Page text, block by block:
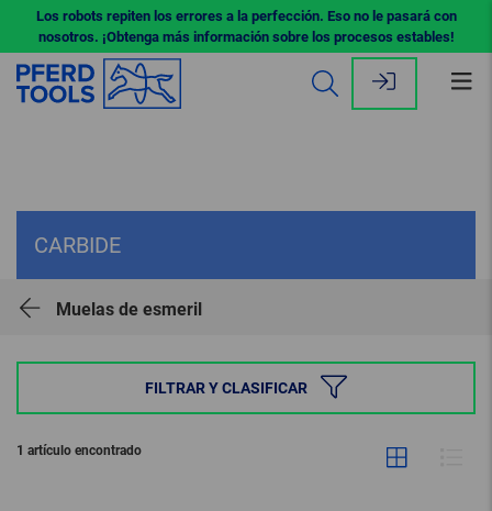
Los robots repiten los errores a la perfección. Eso no le pasará con
nosotros. ¡Obtenga más información sobre los procesos estables!
CARBIDE
Muelas de esmeril
FILTRAR Y CLASIFICAR
1 artículo encontrado